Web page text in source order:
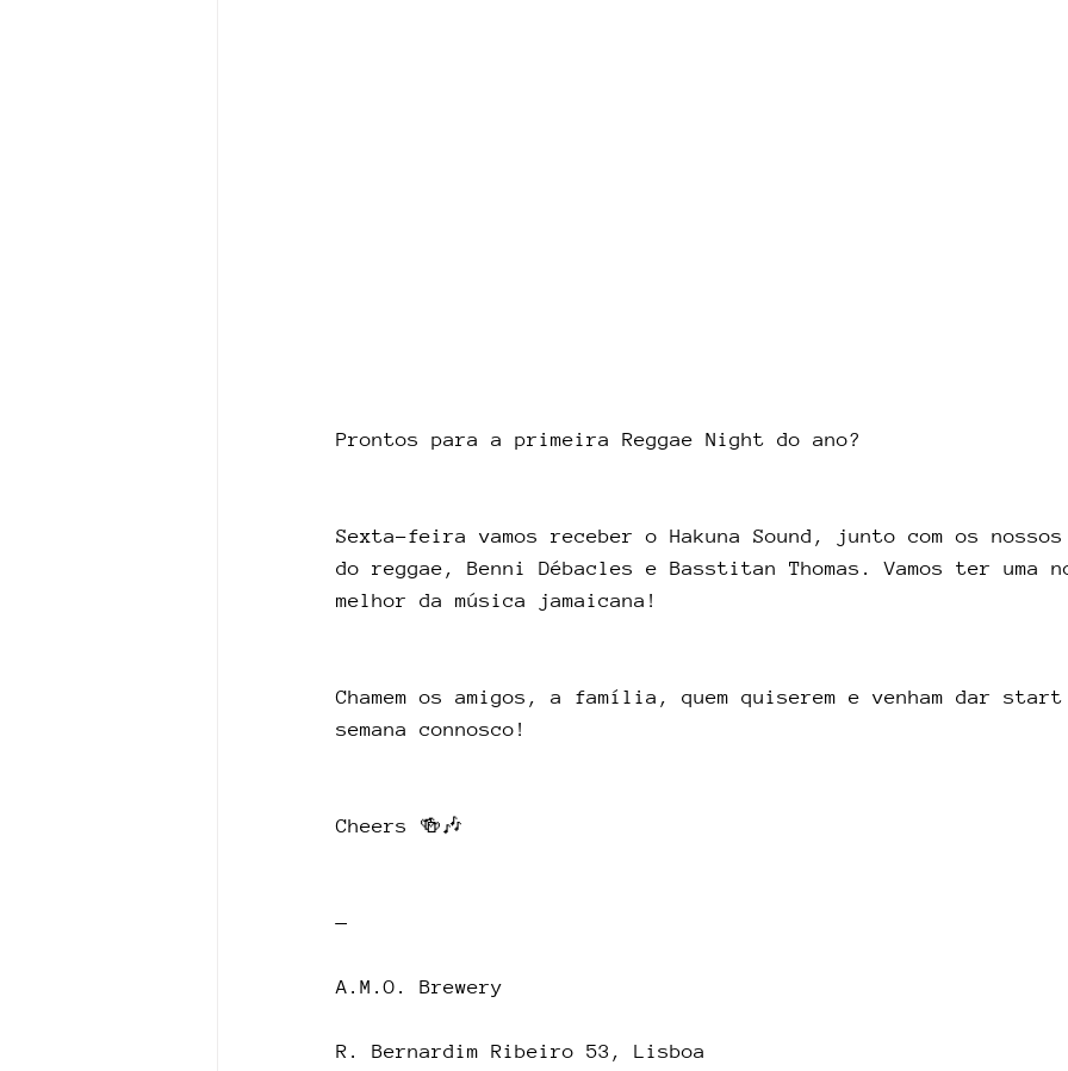
Prontos para a primeira Reggae Night do ano?
Sexta-feira vamos receber o Hakuna Sound, junto com os
do reggae, Benni Débacles e Basstitan Thomas. Vamos ter uma
melhor da música jamaicana!
Chamem os amigos, a família, quem quiserem e venham dar
semana connosco!
Cheers 🍻🎶
—
A.M.O. Brewery
R. Bernardim Ribeiro 53, Lisboa